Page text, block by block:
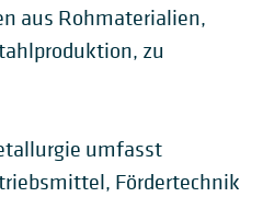
aus Rohmaterialien,
zu
umfasst
Fördertechnik